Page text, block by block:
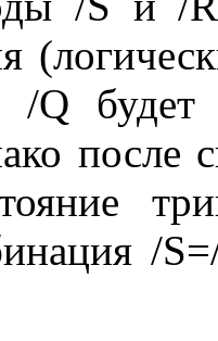
Q будет
после
/